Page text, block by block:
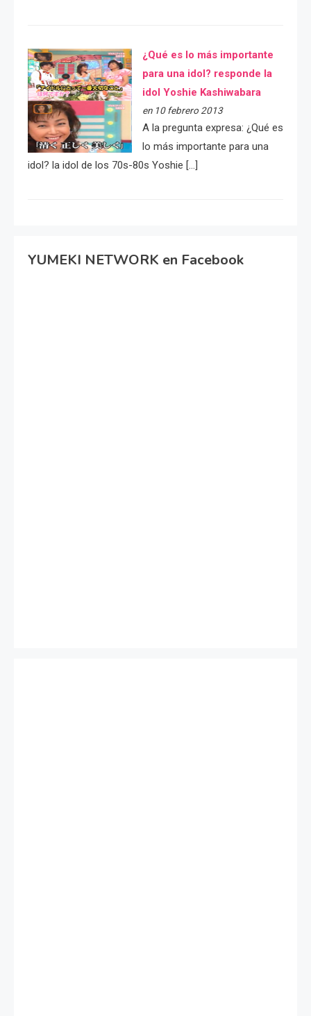
¿Qué es lo más importante
para una idol? responde la
idol Yoshie Kashiwabara
en 10 febrero 2013
A la pregunta expresa: ¿Qué es
lo más importante para una
idol? la idol de los 70s-80s Yoshie […]
YUMEKI NETWORK en Facebook